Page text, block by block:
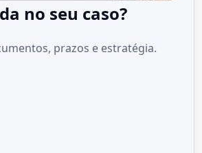
no seu caso?
prazos e estratégia.